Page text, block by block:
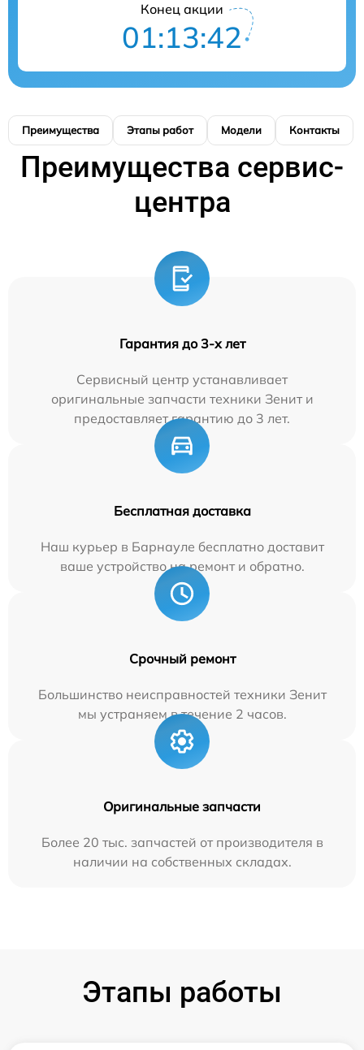
Конец акции
01:13:42
Преимущества Этапы работ Модели Контакты
Преимущества сервис-
центра
Гарантия до 3-х лет
Сервисный центр устанавливает
оригинальные запчасти техники Зенит и
предоставляет гарантию до 3 лет.
Бесплатная доставка
Наш курьер в Барнауле бесплатно доставит
ваше устройство на ремонт и обратно.
Срочный ремонт
Большинство неисправностей техники Зенит
мы устраняем в течение 2 часов.
Оригинальные запчасти
Более 20 тыс. запчастей от производителя в
наличии на собственных складах.
Этапы работы